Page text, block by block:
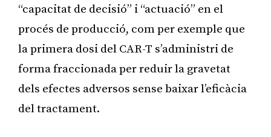
“capacitat de decisió” i “actuació” en el
procés de producció, com per exemple que
la primera dosi del CAR-T s’administri de
forma fraccionada per reduir la gravetat
dels efectes adversos sense baixar l’eficàcia
del tractament.